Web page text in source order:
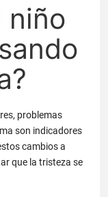
niño
problemas
son indicadores
cambios a
que la tristeza se